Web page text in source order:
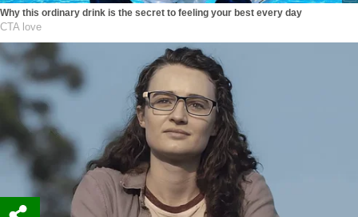
Why this ordinary drink is the secret to feeling your best every day
CTA love